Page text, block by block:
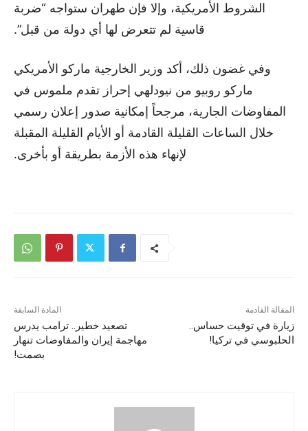
الشروط الأمريكية، وإلا فإن طهران ستواجه “ضربة
قاسية لم تتعرض لها أي دولة من قبل”.
وفي غضون ذلك، أكد وزير الخارجية ماركو الأمريكي
ماركو روبيو من نيودلهي إحراز تقدم ملموس في
المفاوضات الجارية، مرجحاً إمكانية صدور إعلان رسمي
خلال الساعات القليلة القادمة أو الأيام القليلة المقبلة
لإنهاء هذه الأزمة بطريقة أو بأخرى.
المادة السابقة
تصعيد خطير.. ترامب يدرس
مهاجمة إيران والمفاوضات تنهار
بصمت!
المقالة القادمة
زيارة في توقيت حساس..
الحلبوسي في تركيا!